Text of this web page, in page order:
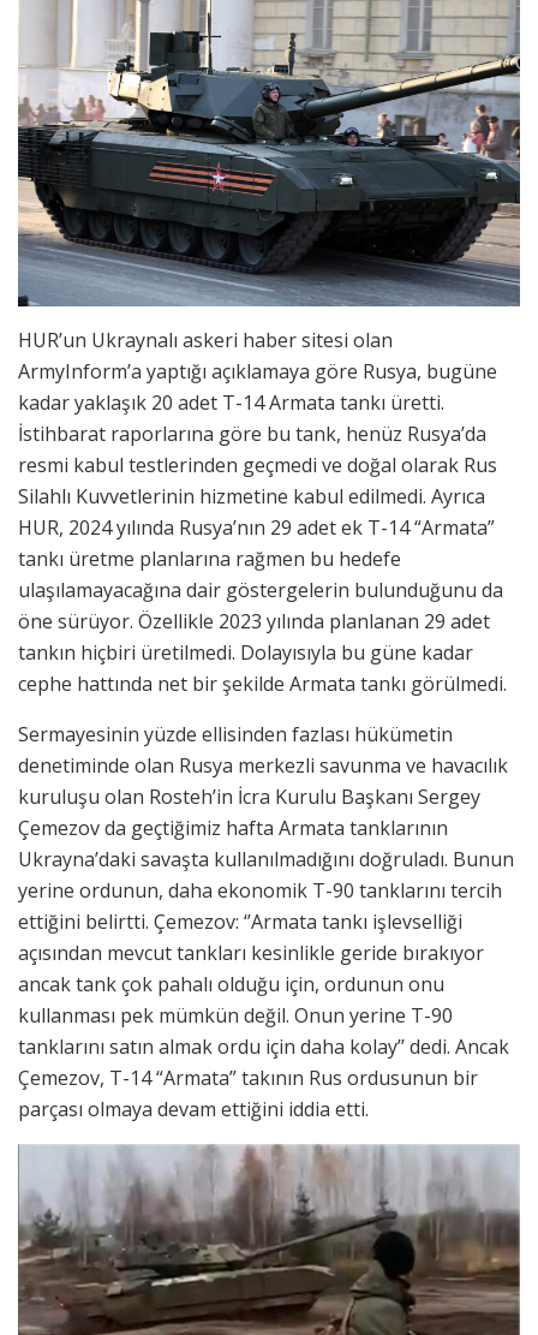
HUR’un Ukraynalı askeri haber sitesi olan
ArmyInform’a yaptığı açıklamaya göre Rusya, bugüne
kadar yaklaşık 20 adet T-14 Armata tankı üretti.
İstihbarat raporlarına göre bu tank, henüz Rusya’da
resmi kabul testlerinden geçmedi ve doğal olarak Rus
Silahlı Kuvvetlerinin hizmetine kabul edilmedi. Ayrıca
HUR, 2024 yılında Rusya’nın 29 adet ek T-14 “Armata”
tankı üretme planlarına rağmen bu hedefe
ulaşılamayacağına dair göstergelerin bulunduğunu da
öne sürüyor. Özellikle 2023 yılında planlanan 29 adet
tankın hiçbiri üretilmedi. Dolayısıyla bu güne kadar
cephe hattında net bir şekilde Armata tankı görülmedi.
Sermayesinin yüzde ellisinden fazlası hükümetin
denetiminde olan Rusya merkezli savunma ve havacılık
kuruluşu olan Rosteh’in İcra Kurulu Başkanı Sergey
Çemezov da geçtiğimiz hafta Armata tanklarının
Ukrayna’daki savaşta kullanılmadığını doğruladı. Bunun
yerine ordunun, daha ekonomik T-90 tanklarını tercih
ettiğini belirtti. Çemezov: ‘’Armata tankı işlevselliği
açısından mevcut tankları kesinlikle geride bırakıyor
ancak tank çok pahalı olduğu için, ordunun onu
kullanması pek mümkün değil. Onun yerine T-90
tanklarını satın almak ordu için daha kolay’’ dedi. Ancak
Çemezov, T-14 “Armata” takının Rus ordusunun bir
parçası olmaya devam ettiğini iddia etti.